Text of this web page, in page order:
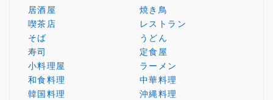
居酒屋
焼き鳥
喫茶店
レストラン
そば
うどん
寿司
定食屋
小料理屋
ラーメン
和食料理
中華料理
韓国料理
沖縄料理